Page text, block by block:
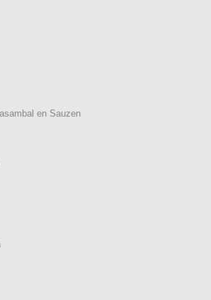
en Sauzen